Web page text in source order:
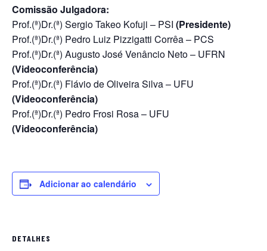
Comissão Julgadora:
Prof.(ª)Dr.(ª) Sergio Takeo Kofuji – PSI (Presidente)
Prof.(ª)Dr.(ª) Pedro Luiz Pizzigatti Corrêa – PCS
Prof.(ª)Dr.(ª) Augusto José Venâncio Neto – UFRN
(Videoconferência)
Prof.(ª)Dr.(ª) Flávio de Oliveira Silva – UFU
(Videoconferência)
Prof.(ª)Dr.(ª) Pedro Frosi Rosa – UFU
(Videoconferência)
Adicionar ao calendário
DETALHES